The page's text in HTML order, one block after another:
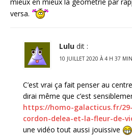
versa.
Lulu dit :
10 JUILLET 2020 À 4 H 37 MIN
C’est vrai ça fait penser au
dirai même que c’est
https://homo-galacticus.fr/
cordon-delea-et-la-fleur-de-
une vidéo tout aussi jouissive